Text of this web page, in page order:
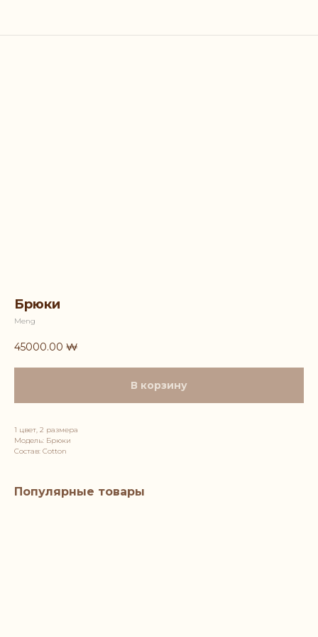
Брюки
Meng
45000.00 ₩
В корзину
1 цвет, 2 размера
Модель: Брюки
Состав: Cotton
Популярные товары